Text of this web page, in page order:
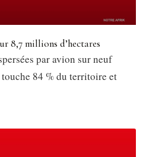
8,7 millions d’hectares
par avion sur neuf
84 % du territoire et